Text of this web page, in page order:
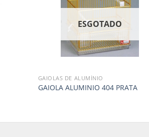
ESGOTADO
GAIOLAS DE ALUMÍNIO
GAIOLA ALUMINIO 404 PRATA